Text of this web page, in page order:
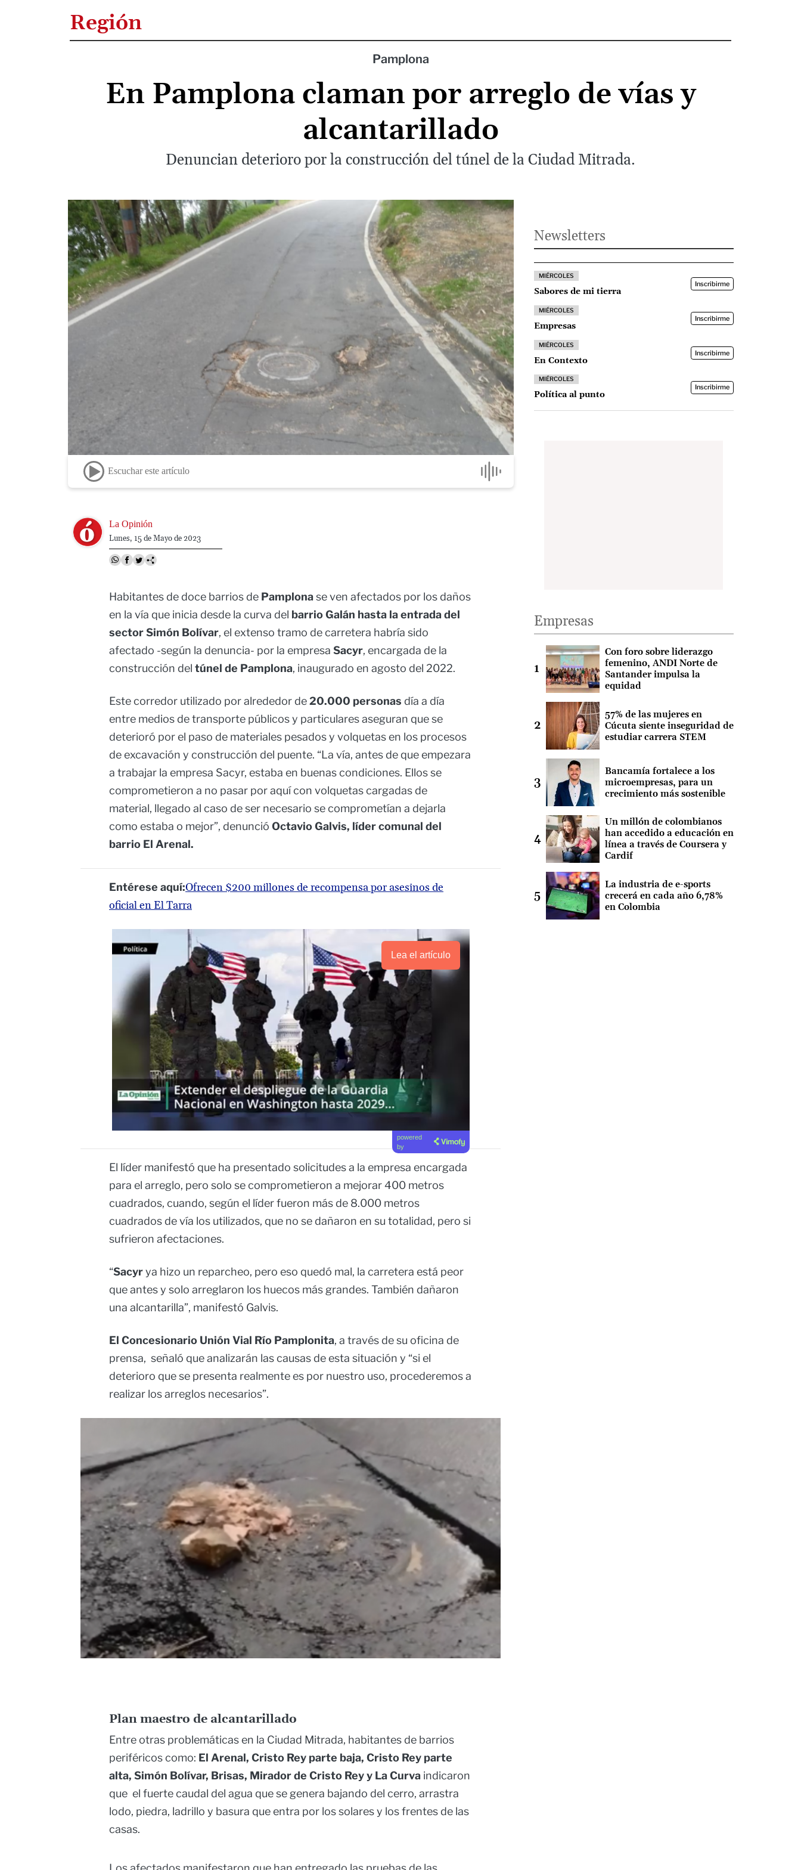
Región
Pamplona
En Pamplona claman por arreglo de vías y
alcantarillado
Denuncian deterioro por la construcción del túnel de la Ciudad Mitrada.
Escuchar este artículo
Image La Opinión
Lunes, 15 de Mayo de 2023
Habitantes de doce barrios de Pamplonase ven afectados por los daños
en la vía que inicia desde la curva del barrio Galán hasta la entrada del
sector Simón Bolívar, el extenso tramo de carretera habría sido
afectado -según la denuncia- por la empresa Sacyr, encargada de la
construcción del túnel de Pamplona, inaugurado en agosto del 2022.
Este corredor utilizado por alrededor de20.000 personas día a día
entre medios de transporte públicos y particulares aseguran que se
deterioró por el paso de materiales pesados y volquetas en los procesos
de excavación y construcción del puente. “La vía, antes de que empezara
a trabajar la empresa Sacyr, estaba en buenas condiciones. Ellos se
comprometieron a no pasar por aquí con volquetas cargadas de
material, llegado al caso de ser necesario se comprometían a dejarla
como estaba o mejor”, denunció Octavio Galvis, líder comunal del
barrio El Arenal.
Entérese aquí:Ofrecen $200 millones de recompensa por asesinos de
oficial en El Tarra
Lea el artículo
powered
by
El líder manifestó que ha presentado solicitudes a la empresa encargada
para el arreglo, pero solo se comprometieron a mejorar 400 metros
cuadrados, cuando, según el líder fueron más de 8.000 metros
cuadrados de vía los utilizados, que no se dañaron en su totalidad, pero si
sufrieron afectaciones.
“Sacyrya hizo un reparcheo, pero eso quedó mal, la carretera está peor
que antes y solo arreglaron los huecos más grandes. También dañaron
una alcantarilla”, manifestó Galvis.
El Concesionario Unión Vial Río Pamplonita, a través de su oficina de
prensa, señaló que analizarán las causas de esta situación y “si el
deterioro que se presenta realmente es por nuestro uso, procederemos a
realizar los arreglos necesarios”.
Plan maestro de alcantarillado
Entre otras problemáticas en la Ciudad Mitrada, habitantes de barrios
periféricos como: El Arenal, Cristo Rey parte baja, Cristo Rey parte
alta, Simón Bolívar, Brisas, Mirador de Cristo Rey y La Curva indicaron
que el fuerte caudal del agua que se genera bajando del cerro, arrastra
lodo, piedra, ladrillo y basura que entra por los solares y los frentes de las
casas.
Newsletters
MIÉRCOLES
Sabores de mi tierra
Inscribirme
MIÉRCOLES
Empresas
Inscribirme
MIÉRCOLES
En Contexto
Inscribirme
MIÉRCOLES
Política al punto
Inscribirme
Empresas
Con foro sobre liderazgo
femenino, ANDI Norte de
Santander impulsa la
equidad
57% de las mujeres en
Cúcuta siente inseguridad de
estudiar carrera STEM
Bancamía fortalece a los
microempresas, para un
crecimiento más sostenible
Un millón de colombianos
han accedido a educación en
línea a través de Coursera y
Cardif
La industria de e-sports
crecerá en cada año 6,78%
en Colombia